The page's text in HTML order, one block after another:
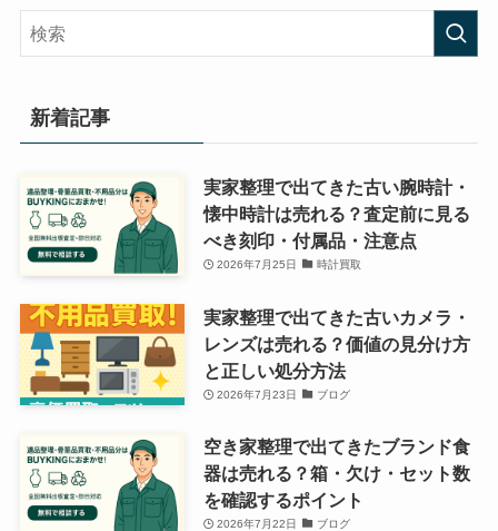
リ
ー
新着記事
実家整理で出てきた古い腕時計・
懐中時計は売れる？査定前に見る
べき刻印・付属品・注意点
2026年7月25日 時計買取
実家整理で出てきた古いカメラ・
レンズは売れる？価値の見分け方
と正しい処分方法
2026年7月23日 ブログ
空き家整理で出てきたブランド食
器は売れる？箱・欠け・セット数
を確認するポイント
2026年7月22日 ブログ